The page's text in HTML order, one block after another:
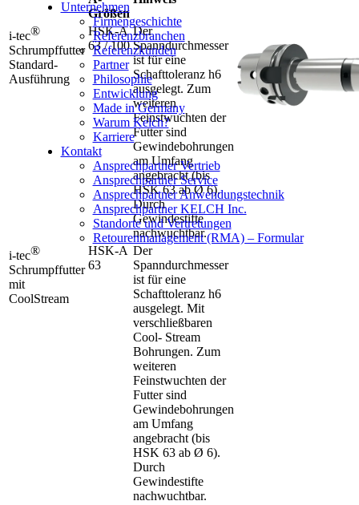
Unternehmen
Firmengeschichte
Referenzbranchen
Referenzkunden
Partner
Philosophie
Entwicklung
Made in Germany
Warum Kelch?
Karriere
Kontakt
Ansprechpartner Vertrieb
Ansprechpartner Service
Ansprechpartner Anwendungstechnik
Ansprechpartner KELCH Inc.
Standorte und Vertretungen
Retourenmanagement (RMA) – Formular
Größen
i-tec®
Schrumpffutter
Standard-
Ausführung
HSK-A
63 / 100
Der
Spanndurchmesser
ist für eine
Schafttoleranz h6
ausgelegt. Zum
weiteren
Feinstwuchten der
Futter sind
Gewindebohrungen
am Umfang
angebracht (bis
HSK 63 ab Ø 6).
Durch
Gewindestifte
nachwuchtbar.
i-tec®
Schrumpffutter
mit
CoolStream
HSK-A
63
Der
Spanndurchmesser
ist für eine
Schafttoleranz h6
ausgelegt. Mit
verschließbaren
Cool- Stream
Bohrungen. Zum
weiteren
Feinstwuchten der
Futter sind
Gewindebohrungen
am Umfang
angebracht (bis
HSK 63 ab Ø 6).
Durch
Gewindestifte
nachwuchtbar.